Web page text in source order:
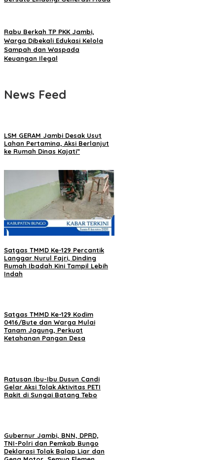
Rabu Berkah TP PKK Jambi,
Warga Dibekali Edukasi Kelola
Sampah dan Waspada
Keuangan Ilegal
News Feed
LSM GERAM Jambi Desak Usut
Lahan Pertamina, Aksi Berlanjut
ke Rumah Dinas Kajati”
Satgas TMMD Ke-129 Percantik
Langgar Nurul Fajri, Dinding
Rumah Ibadah Kini Tampil Lebih
Indah
Satgas TMMD Ke-129 Kodim
0416/Bute dan Warga Mulai
Tanam Jagung, Perkuat
Ketahanan Pangan Desa
Ratusan Ibu-Ibu Dusun Candi
Gelar Aksi Tolak Aktivitas PETI
Rakit di Sungai Batang Tebo
Gubernur Jambi, BNN, DPRD,
TNI-Polri dan Pemkab Bungo
Deklarasi Tolak Balap Liar dan